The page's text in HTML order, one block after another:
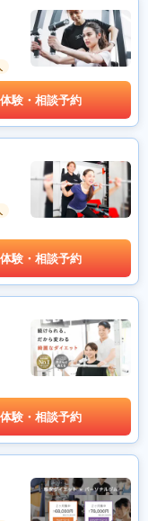
体験・相談予約
体験・相談予約
体験・相談予約